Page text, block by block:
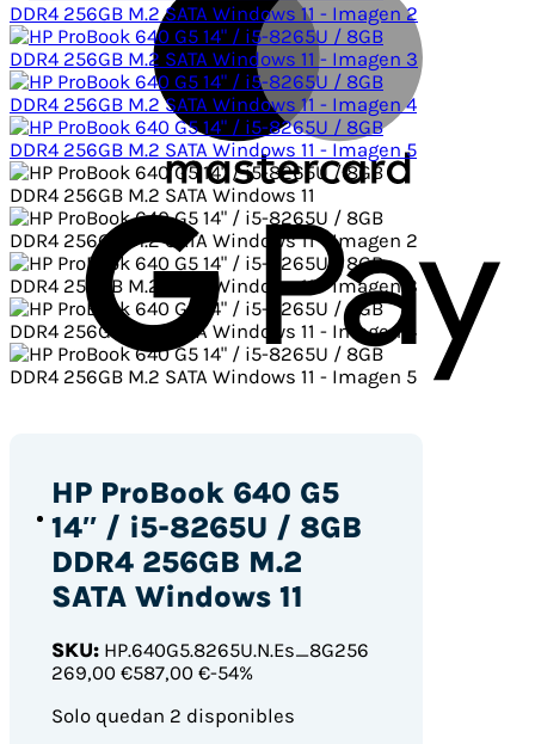
HP ProBook 640 G5
14″ / i5-8265U / 8GB
DDR4 256GB M.2
SATA Windows 11
SKU:HP.640G5.8265U.N.Es_8G256
269,00 €587,00 €-54%
Solo quedan 2 disponibles